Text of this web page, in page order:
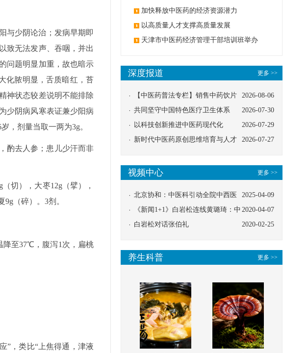
与少阴论治；发病早期即
致无法发声、吞咽，并出
问题明显加重，故也暗示
化脓明显，舌质暗红，苔
神状态较差说明不能排除
少阴病风寒表证兼少阳病
，剂量当取一两为3g。
酌去人参；患儿少汗而非
切），大枣12g（擘），
（碎）。3剂。
降至37℃，腹泻1次，扁桃
”，类比“上焦得通，津液
加快释放中医药的经济资源潜力
以高质量人才支撑高质量发展
天津市中医药经济管理干部培训班举办
更多 >>
深度报道
2026-08-06
【中医药普法专栏】销售中药饮片
应告知煎服方法及注意事项
2026-07-30
共同坚守中国特色医疗卫生体系
2026-07-29
以科技创新推进中医药现代化
2026-07-27
新时代中医药原创思维培育与人才
更多 >>
视频中心
2025-04-09
北京协和：中医科引动全院中西医
协同
2020-04-07
《新闻1+1》白岩松连线黄璐琦：中
医救治的临床效果
2020-02-25
白岩松对话张伯礼
更多 >>
养生科普